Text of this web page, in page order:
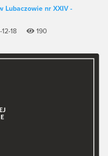
Lubaczowie nr XXIV -
12-18
190